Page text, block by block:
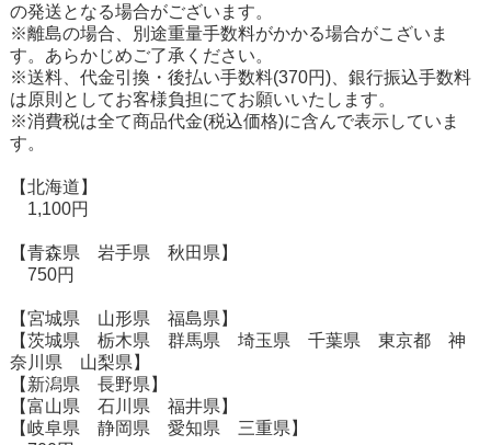
の発送となる場合がございます。
※離島の場合、別途重量手数料がかかる場合がこざいま
す。あらかじめご了承ください。
※送料、代金引換・後払い手数料(370円)、銀行振込手数料
は原則としてお客様負担にてお願いいたします。
※消費税は全て商品代金(税込価格)に含んで表示していま
す。
【北海道】
1,100円
【青森県 岩手県 秋田県】
750円
【宮城県 山形県 福島県】
【茨城県 栃木県 群馬県 埼玉県 千葉県 東京都 神
奈川県 山梨県】
【新潟県 長野県】
【富山県 石川県 福井県】
【岐阜県 静岡県 愛知県 三重県】